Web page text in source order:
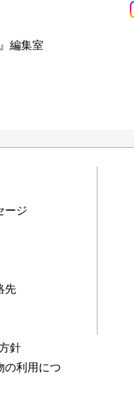
編集室
ージ
先
針
の利用につ